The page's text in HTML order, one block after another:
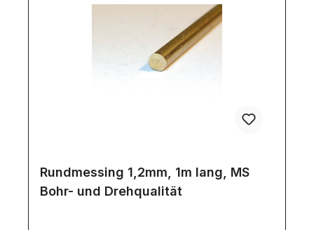
Rundmessing 1,2mm, 1m lang, MS
Bohr- und Drehqualität